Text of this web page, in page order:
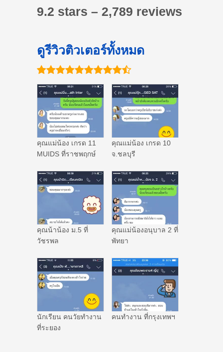
9.2 stars – 2,789 reviews
ดูรีวิวติวเตอร์ทั้งหมด
คุณแม่น้อง เกรด 11
MUIDS ที่ราชพฤกษ์
คุณแม่น้อง เกรด 10
จ.ชลบุรี
คุณน้าน้อง ม.5 ที่
วัชรพล
คุณแม่น้องอนุบาล 2 ที่
พัทยา
นักเรียน คนวัยทำงาน
ที่ระยอง
คนทำงาน ที่กรุงเทพฯ